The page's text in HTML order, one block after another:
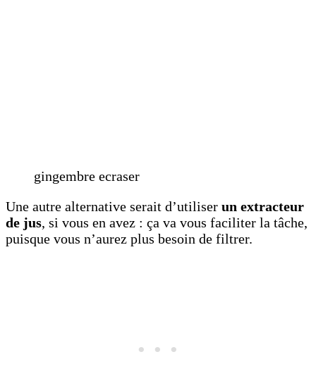
gingembre ecraser
Une autre alternative serait d’utiliser un extracteur
de jus, si vous en avez : ça va vous faciliter la tâche,
puisque vous n’aurez plus besoin de filtrer.